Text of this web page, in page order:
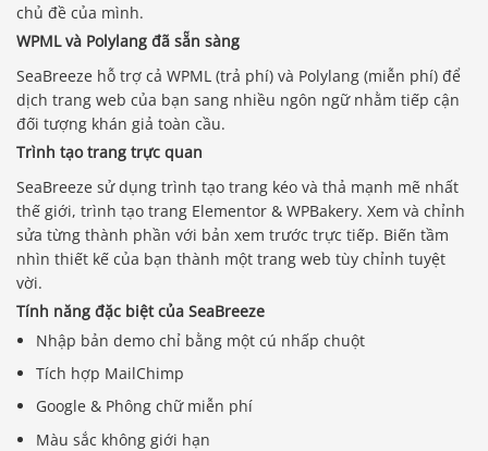
chủ đề của mình.
WPML và Polylang đã sẵn sàng
SeaBreeze hỗ trợ cả WPML (trả phí) và Polylang (miễn phí) để
dịch trang web của bạn sang nhiều ngôn ngữ nhằm tiếp cận
đối tượng khán giả toàn cầu.
Trình tạo trang trực quan
SeaBreeze sử dụng trình tạo trang kéo và thả mạnh mẽ nhất
thế giới, trình tạo trang Elementor & WPBakery. Xem và chỉnh
sửa từng thành phần với bản xem trước trực tiếp. Biến tầm
nhìn thiết kế của bạn thành một trang web tùy chỉnh tuyệt
vời.
Tính năng đặc biệt của SeaBreeze
Nhập bản demo chỉ bằng một cú nhấp chuột
Tích hợp MailChimp
Google & Phông chữ miễn phí
Màu sắc không giới hạn